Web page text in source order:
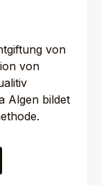
von
von
Algen bildet